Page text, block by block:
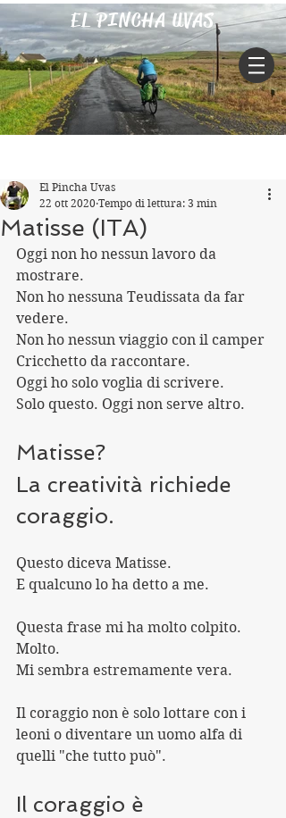
EL PINCHA UVAS
Matisse (ITA)
El Pincha Uvas
22 ott 2020 Tempo di lettura: 3 min
Oggi non ho nessun lavoro da
mostrare.
Non ho nessuna Teudissata da far
vedere.
Non ho nessun viaggio con il camper
Cricchetto da raccontare.
Oggi ho solo voglia di scrivere.
Solo questo. Oggi non serve altro.
Matisse?
La creatività richiede
coraggio.
Questo diceva Matisse.
E qualcuno lo ha detto a me.
Questa frase mi ha molto colpito.
Molto.
Mi sembra estremamente vera.
Il coraggio non è solo lottare con i
leoni o diventare un uomo alfa di
quelli "che tutto può".
Il coraggio è